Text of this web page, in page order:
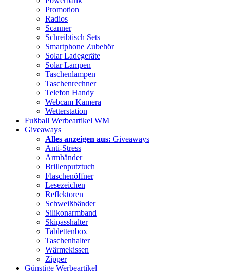
Promotion
Radios
Scanner
Schreibtisch Sets
Smartphone Zubehör
Solar Ladegeräte
Solar Lampen
Taschenlampen
Taschenrechner
Telefon Handy
Webcam Kamera
Wetterstation
Fußball Werbeartikel WM
Giveaways
Alles anzeigen aus: Giveaways
Anti-Stress
Armbänder
Brillenputztuch
Flaschenöffner
Lesezeichen
Reflektoren
Schweißbänder
Silikonarmband
Skipasshalter
Tablettenbox
Taschenhalter
Wärmekissen
Zipper
Günstige Werbeartikel